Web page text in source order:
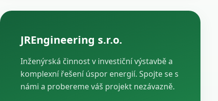
JREngineering s.r.o.
Inženýrská činnost v investiční výstavbě a
komplexní řešení úspor energií. Spojte se s
námi a probereme váš projekt nezávazně.